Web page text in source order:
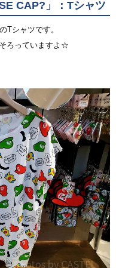
CAP?」：Tシャツ
Tシャツです。
ろっていますよ☆